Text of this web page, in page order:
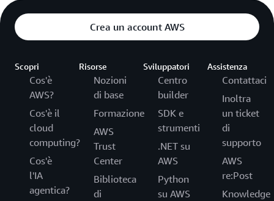
Crea un account AWS
Scopri
Cos'è
AWS?
Cos'è il
cloud
computing?
Cos'è
l'IA
agentica?
Risorse
Nozioni
di base
Formazione
AWS
Trust
Center
Biblioteca
di
Sviluppatori
Centro
builder
SDK e
strumenti
.NET su
AWS
Python
su AWS
Assistenza
Contattaci
Inoltra
un ticket
di
supporto
AWS
re:Post
Knowledge